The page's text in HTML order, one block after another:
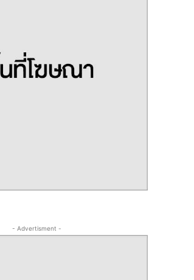
- Advertisment -